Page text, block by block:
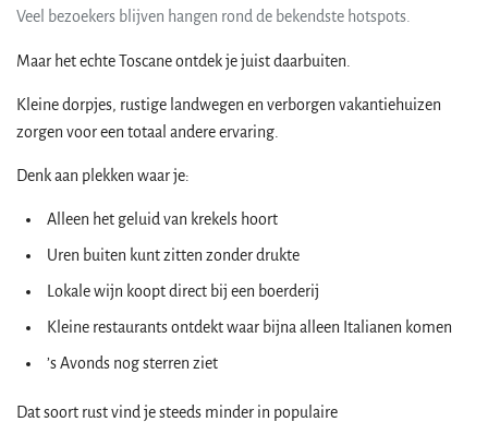
Veel bezoekers blijven hangen rond de bekendste hotspots.
Maar het echte Toscane ontdek je juist daarbuiten.
Kleine dorpjes, rustige landwegen en verborgen vakantiehuizen
zorgen voor een totaal andere ervaring.
Denk aan plekken waar je:
Alleen het geluid van krekels hoort
Uren buiten kunt zitten zonder drukte
Lokale wijn koopt direct bij een boerderij
Kleine restaurants ontdekt waar bijna alleen Italianen komen
’s Avonds nog sterren ziet
Dat soort rust vind je steeds minder in populaire